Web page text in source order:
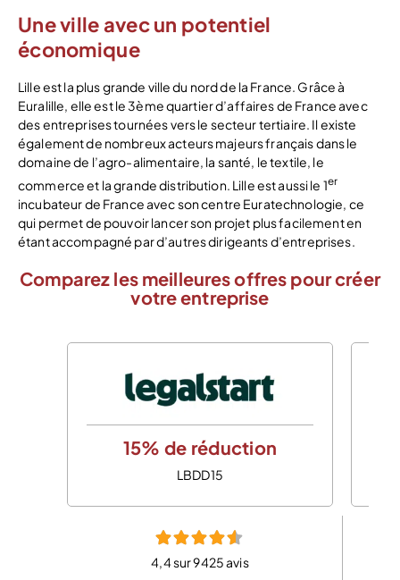
Une ville avec un potentiel
économique
Lille est la plus grande ville du nord de la France. Grâce à
Euralille, elle est le 3ème quartier d’affaires de France avec
des entreprises tournées vers le secteur tertiaire. Il existe
également de nombreux acteurs majeurs français dans le
domaine de l’agro-alimentaire, la santé, le textile, le
commerce et la grande distribution. Lille est aussi le 1er
incubateur de France avec son centre Euratechnologie, ce
qui permet de pouvoir lancer son projet plus facilement en
étant accompagné par d’autres dirigeants d’entreprises.
Comparez les meilleures offres pour créer
votre entreprise
15% de réduction
LBDD15
4,4 sur 9425 avis